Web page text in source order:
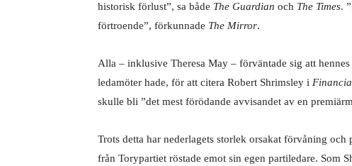
historisk förlust”, sa både The Guardian och The Times.
förtroende”, förkunnade The Mirror.
Alla – inklusive Theresa May – förväntade sig att
ledamöter hade, för att citera Robert Shrimsley i
skulle bli ”det mest förödande avvisandet av en
Trots detta har nederlagets storlek orsakat förvåning
från Torypartiet röstade emot sin egen partiledare. Som